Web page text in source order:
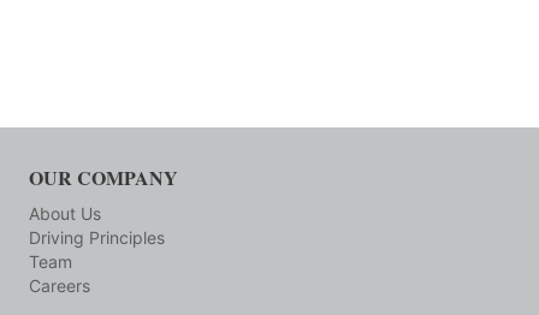
OUR COMPANY
About Us
Driving Principles
Team
Careers